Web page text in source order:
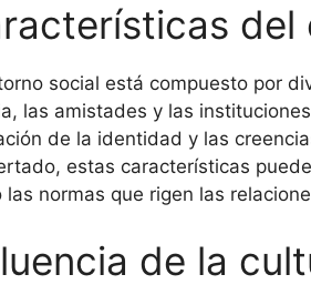
del
social está compuesto por
las amistades y las
de la identidad y las
estas características
las normas que rigen las
de la